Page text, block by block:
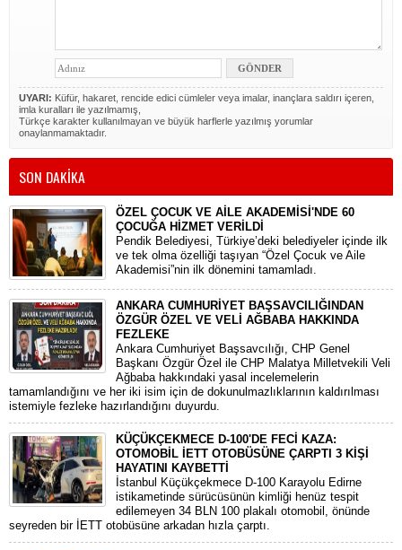
UYARI: Küfür, hakaret, rencide edici cümleler veya imalar, inançlara saldırı içeren,
imla kuralları ile yazılmamış,
Türkçe karakter kullanılmayan ve büyük harflerle yazılmış yorumlar
onaylanmamaktadır.
SON DAKİKA
ÖZEL ÇOCUK VE AİLE AKADEMİSİ'NDE 60
ÇOCUĞA HİZMET VERİLDİ
Pendik Belediyesi, Türkiye’deki belediyeler içinde ilk
ve tek olma özelliği taşıyan “Özel Çocuk ve Aile
Akademisi”nin ilk dönemini tamamladı.
ANKARA CUMHURİYET BAŞSAVCILIĞINDAN
ÖZGÜR ÖZEL VE VELİ AĞBABA HAKKINDA
FEZLEKE
​Ankara Cumhuriyet Başsavcılığı, CHP Genel
Başkanı Özgür Özel ile CHP Malatya Milletvekili Veli
Ağbaba hakkındaki yasal incelemelerin
tamamlandığını ve her iki isim için de dokunulmazlıklarının kaldırılması
istemiyle fezleke hazırlandığını duyurdu.
KÜÇÜKÇEKMECE D-100'DE FECİ KAZA:
OTOMOBİL İETT OTOBÜSÜNE ÇARPTI 3 KİŞİ
HAYATINI KAYBETTİ
​İstanbul Küçükçekmece D-100 Karayolu Edirne
istikametinde sürücüsünün kimliği henüz tespit
edilemeyen 34 BLN 100 plakalı otomobil, önünde
seyreden bir İETT otobüsüne arkadan hızla çarptı.